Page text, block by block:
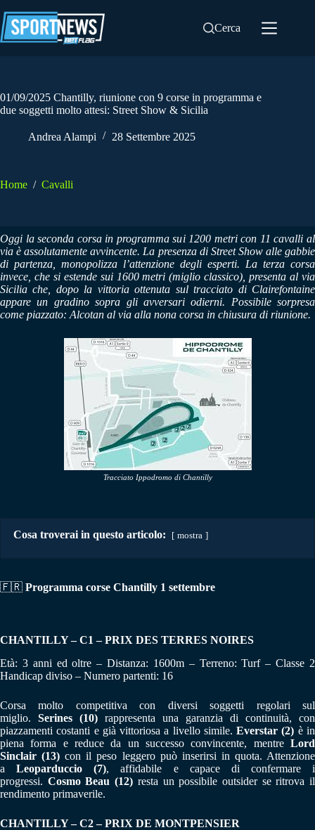
al
contenuto
Cerca
01/09/2025 Chantilly, riunione con 9 corse in programma e
due soggetti molto attesi: Street Show & Sicilia
Andrea Alampi 28 Settembre 2025
Home / Cavalli
Oggi la seconda corsa in programma sui 1200 metri con 11 cavalli al
via è assolutamente avvincente. La presenza di Street Show alle gabbie
di partenza, monopolizza l’attenzione degli esperti. La terza corsa
invece, che si estende sui 1600 metri (miglio classico), presenta al via
Sicilia che, dopo la vittoria ottenuta sul tracciato di Clairefontaine
appare un gradino sopra gli avversari odierni. Possibile sorpresa
come piazzato: Alcotan al via alla nona corsa in chiusura di riunione.
Tracciato Ippodromo di Chantilly
Cosa troverai in questo articolo: mostra
🇫🇷 Programma corse Chantilly 1 settembre
CHANTILLY – C1 – PRIX DES TERRES NOIRES
Età: 3 anni ed oltre – Distanza: 1600m – Terreno: Turf – Classe 2
Handicap diviso – Numero partenti: 16
Corsa molto competitiva con diversi soggetti regolari sul
miglio. Serines (10) rappresenta una garanzia di continuità, con
piazzamenti costanti e già vittoriosa a livello simile.Everstar (2) è in
piena forma e reduce da un successo convincente, mentre Lord
Sinclair (13) con il peso leggero può inserirsi in quota. Attenzione
aLeoparduccio (7), affidabile e capace di confermare i
progressi. Cosmo Beau (12) resta un possibile outsider se ritrova il
rendimento primaverile.
CHANTILLY – C2 – PRIX DE MONTPENSIER